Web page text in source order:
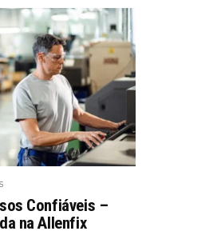
Confiáveis –
na Allenfix